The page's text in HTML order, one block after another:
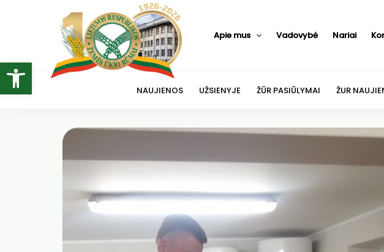
Open toolbar
Apie mus Vadovybė Nariai
NAUJIENOS UŽSIENYJE ŽŪR PASIŪLYMAI ŽUR